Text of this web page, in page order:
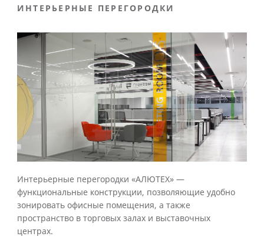
ИНТЕРЬЕРНЫЕ ПЕРЕГОРОДКИ
Интерьерные перегородки «АЛЮТЕХ» —
функциональные конструкции, позволяющие удобно
зонировать офисные помещения, а также
пространство в торговых залах и выставочных
центрах.